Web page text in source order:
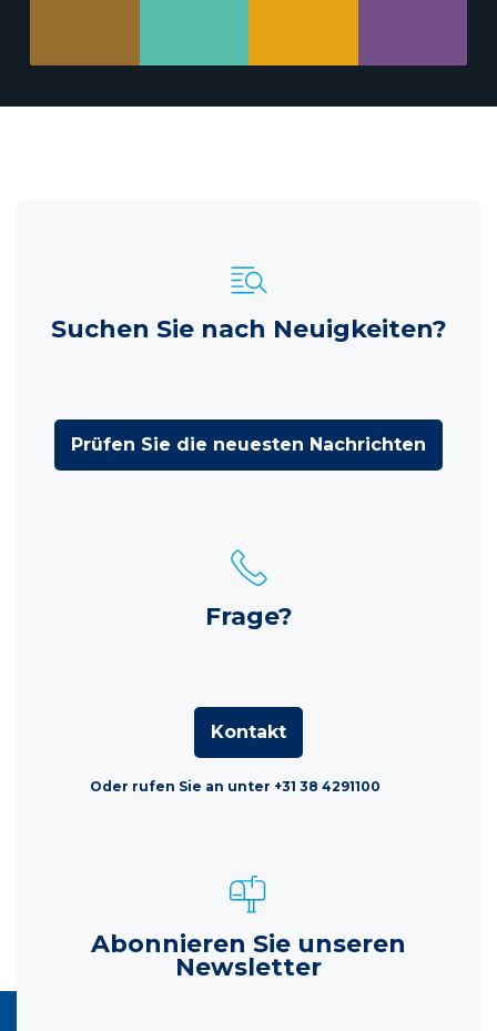
Suchen Sie nach Neuigkeiten?
Prüfen Sie die neuesten Nachrichten
Frage?
Kontakt
Oder rufen Sie an unter +31 38 4291100
Abonnieren Sie unseren
Newsletter